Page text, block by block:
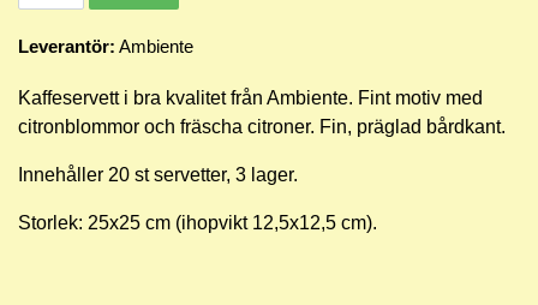
Leverantör: Ambiente
Kaffeservett i bra kvalitet från Ambiente. Fint motiv med
citronblommor och fräscha citroner. Fin, präglad bårdkant.
Innehåller 20 st servetter, 3 lager.
Storlek: 25x25 cm (ihopvikt 12,5x12,5 cm).